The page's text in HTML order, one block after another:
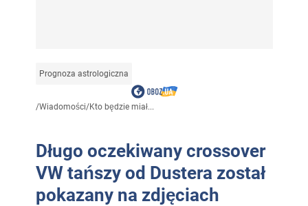
Prognoza astrologiczna
/Wiadomości/Kto będzie miał...
Długo oczekiwany crossover
VW tańszy od Dustera został
pokazany na zdjęciach